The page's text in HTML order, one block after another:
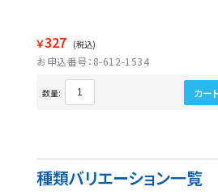
￥327 (税込)
お申込番号：8-612-1534
数量: カー
種類バリエーション一覧